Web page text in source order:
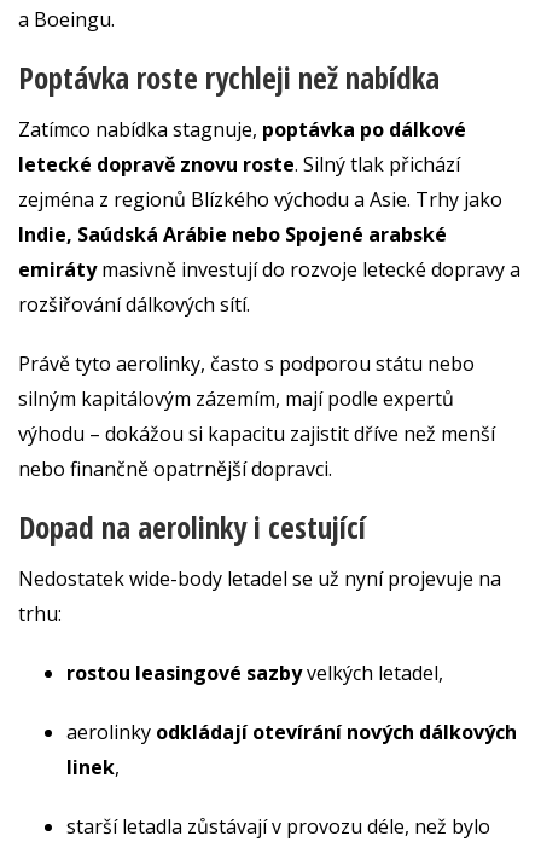
a Boeingu.
Poptávka roste rychleji než nabídka
Zatímco nabídka stagnuje, poptávka po dálkové
letecké dopravě znovu roste. Silný tlak přichází
zejména z regionů Blízkého východu a Asie. Trhy jako
Indie, Saúdská Arábie nebo Spojené arabské
emirátymasivně investují do rozvoje letecké dopravy a
rozšiřování dálkových sítí.
Právě tyto aerolinky, často s podporou státu nebo
silným kapitálovým zázemím, mají podle expertů
výhodu – dokážou si kapacitu zajistit dříve než menší
nebo finančně opatrnější dopravci.
Dopad na aerolinky i cestující
Nedostatek wide-body letadel se už nyní projevuje na
trhu:
rostou leasingové sazbyvelkých letadel,
aerolinky odkládají otevírání nových dálkových
linek,
starší letadla zůstávají v provozu déle, než bylo